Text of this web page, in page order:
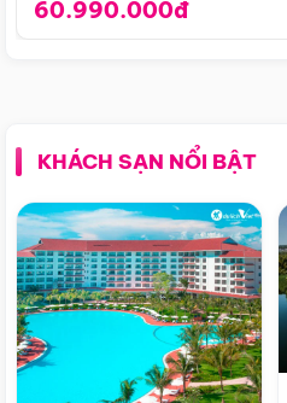
60.990.000đ
KHÁCH SẠN NỔI BẬT